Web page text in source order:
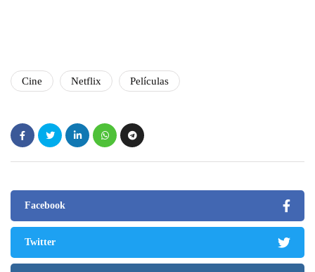
Cine Netflix Películas
Facebook
Twitter